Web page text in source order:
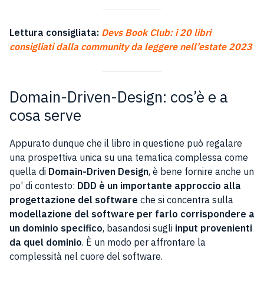
Lettura consigliata: Devs Book Club: i 20 libri
consigliati dalla community da leggere nell’estate 2023
Domain-Driven-Design: cos’è e a
cosa serve
Appurato dunque che il libro in questione può regalare
una prospettiva unica su una tematica complessa come
quella di Domain-Driven Design, è bene fornire anche un
po’ di contesto: DDD è un importante approccio alla
progettazione del software che si concentra sulla
modellazione del software per farlo corrispondere a
un dominio specifico, basandosi sugli input provenienti
da quel dominio. È un modo per affrontare la
complessità nel cuore del software.